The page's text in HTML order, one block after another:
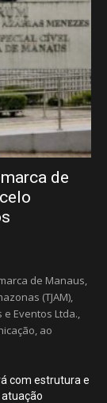
de
de Manaus,
(TJAM),
Eventos Ltda.,
ao
com estrutura e